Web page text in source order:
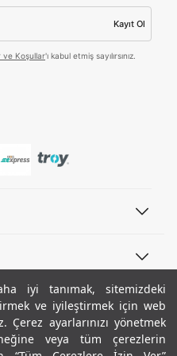
iyi tanımak, sitemizdeki
ve iyileştirmek için web
ayarlarınızı yönetmek
veya tüm çerezlerin
Kayıt Ol
ve Koşullar'ı kabul etmiş sayılırsınız.